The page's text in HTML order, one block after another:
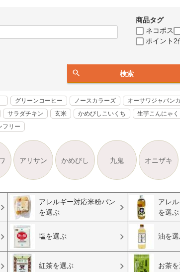
商品タグ
ネコポス
ポイント2
検索
グリーンコーヒー ノースカラーズ オーサワジャパン
サラダチキン 玄米 かめびしこいくち 生芋こんにゃく
フリー
アリサン かめびし 九鬼 オニザキ
アレルギー対応米粉パン
を選ぶ
アレ
を選ぶ
塩を選ぶ 油を選
紅茶を選ぶ お茶